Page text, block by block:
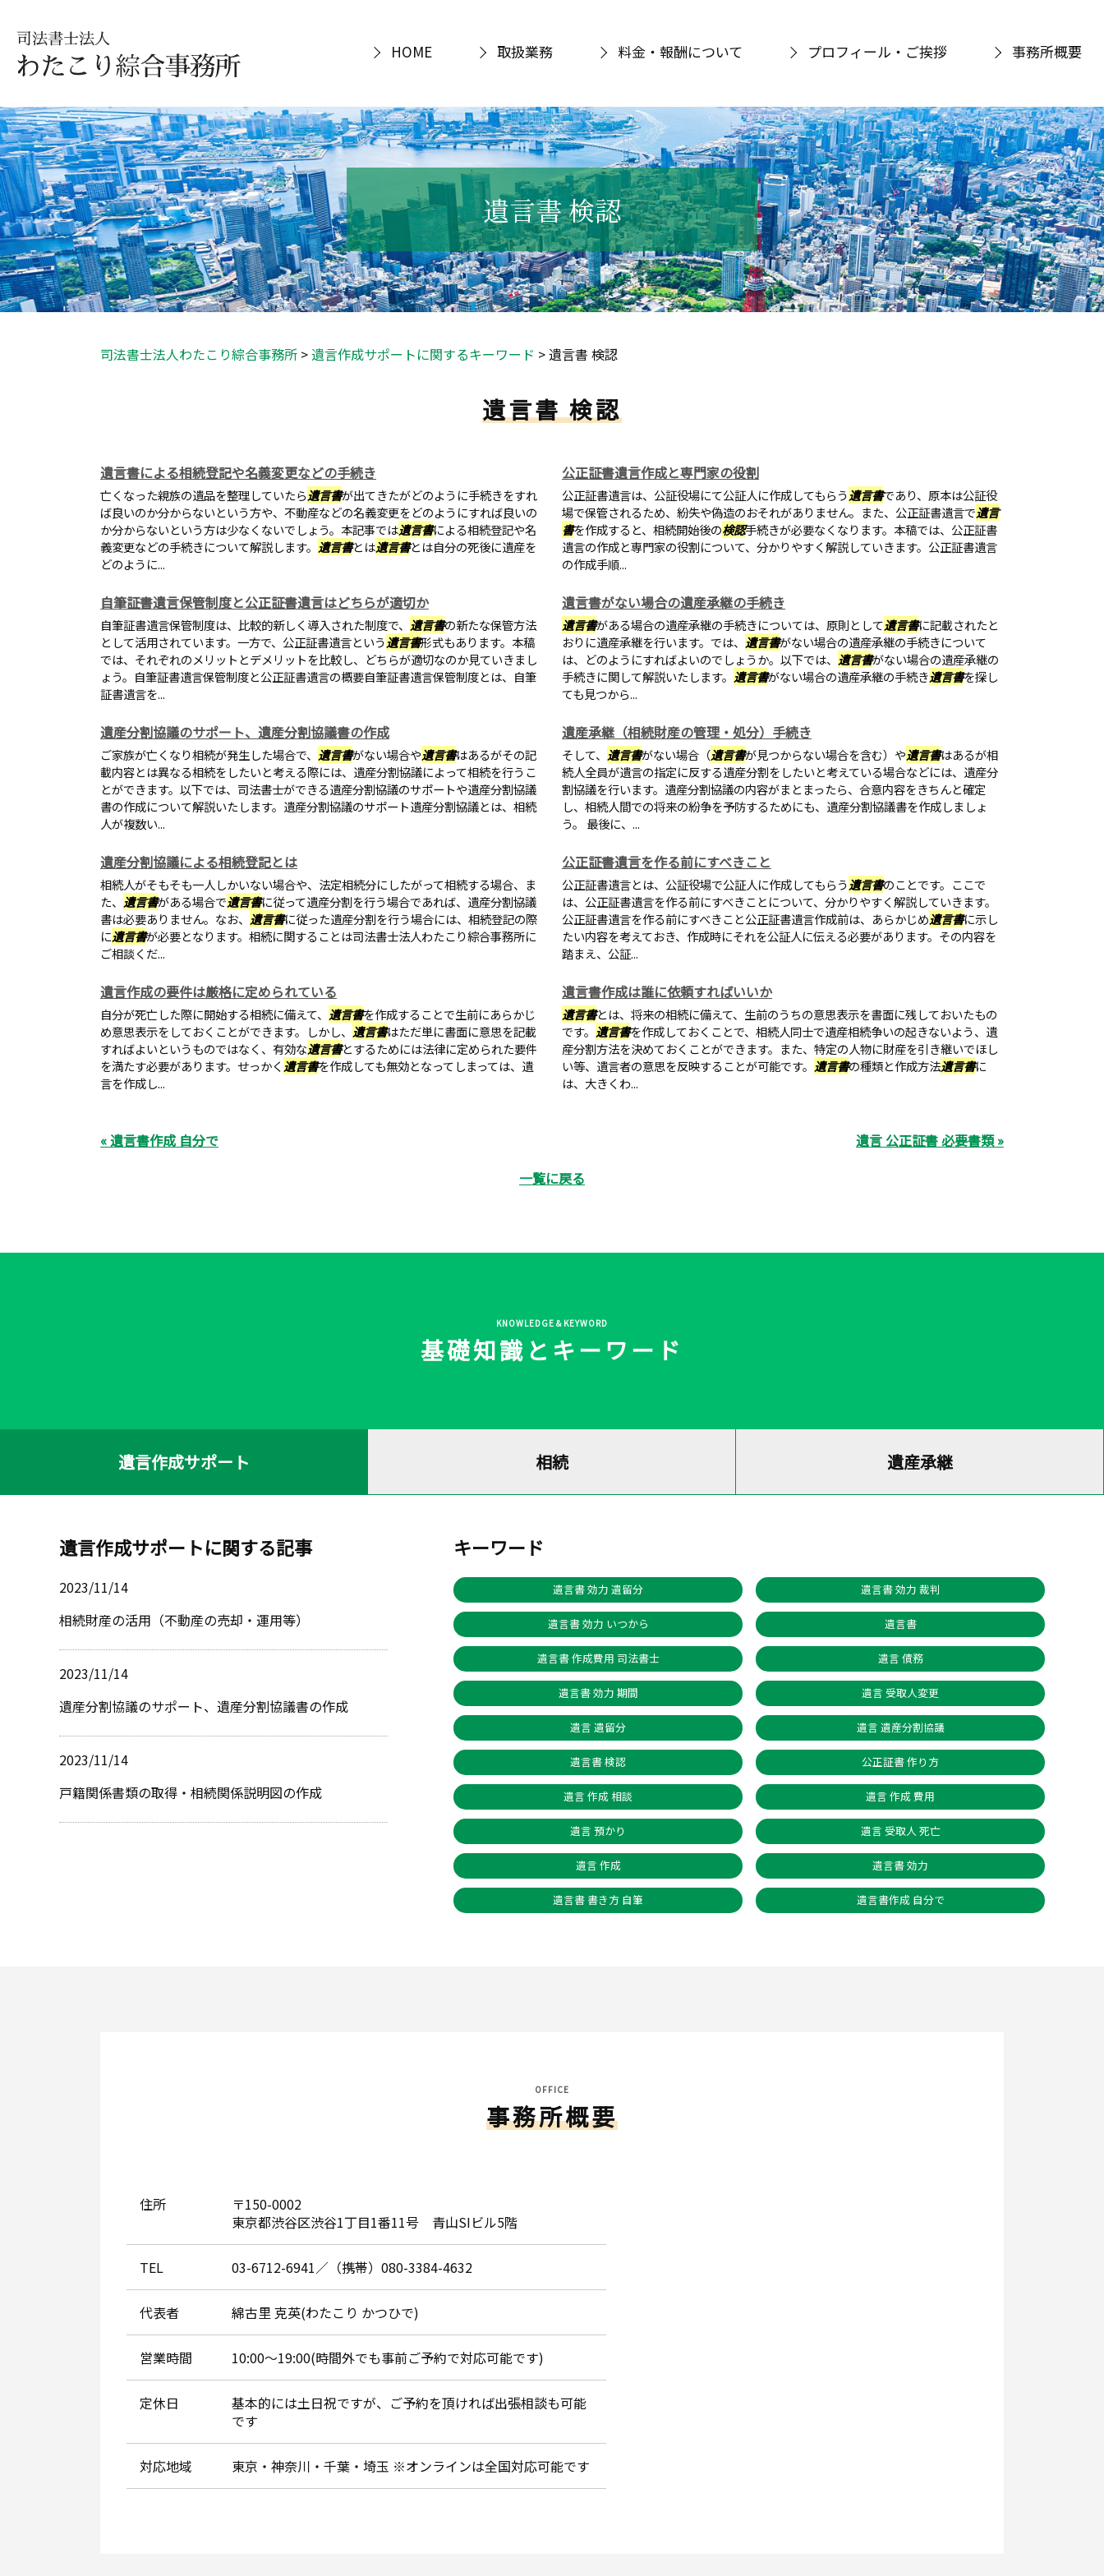
HOME 取扱業務 料金・報酬について プロフィール・ご挨拶 事務所概要
遺言書 検認
司法書士法人わたこり綜合事務所 >遺言作成サポートに関するキーワード >遺言書 検認
遺言書 検認
遺言書による相続登記や名義変更などの手続き
亡くなった親族の遺品を整理していたら遺言書が出てきたがどのように手続きをすれ
ば良いのか分からないという方や、不動産などの名義変更をどのようにすれば良いの
か分からないという方は少なくないでしょう。本記事では遺言書による相続登記や名
義変更などの手続きについて解説します。 遺言書とは遺言書とは自分の死後に遺産を
どのように...
公正証書遺言作成と専門家の役割
公正証書遺言は、公証役場にて公証人に作成してもらう遺言書であり、原本は公証役
場で保管されるため、紛失や偽造のおそれがありません。また、公正証書遺言で遺言
書を作成すると、相続開始後の検認手続きが必要なくなります。本稿では、公正証書
遺言の作成と専門家の役割について、分かりやすく解説していきます。公正証書遺言
の作成手順...
自筆証書遺言保管制度と公正証書遺言はどちらが適切か
自筆証書遺言保管制度は、比較的新しく導入された制度で、 遺言書の新たな保管方法
として活用されています。一方で、公正証書遺言という遺言書形式もあります。本稿
では、それぞれのメリットとデメリットを比較し、どちらが適切なのか見ていきまし
ょう。自筆証書遺言保管制度と公正証書遺言の概要自筆証書遺言保管制度とは、自筆
証書遺言を...
遺言書がない場合の遺産承継の手続き
遺言書がある場合の遺産承継の手続きについては、原則として遺言書に記載されたと
おりに遺産承継を行います。では、 遺言書がない場合の遺産承継の手続きについて
は、どのようにすればよいのでしょうか。以下では、 遺言書がない場合の遺産承継の
手続きに関して解説いたします。 遺言書がない場合の遺産承継の手続き遺言書を探し
ても見つから...
遺産分割協議のサポート、遺産分割協議書の作成
ご家族が亡くなり相続が発生した場合で、 遺言書がない場合や遺言書はあるがその記
載内容とは異なる相続をしたいと考える際には、遺産分割協議によって相続を行うこ
とができます。以下では、司法書士ができる遺産分割協議のサポートや遺産分割協議
書の作成について解説いたします。遺産分割協議のサポート遺産分割協議とは、相続
人が複数い...
遺産承継（相続財産の管理・処分）手続き
そして、 遺言書がない場合（遺言書が見つからない場合を含む）や遺言書はあるが相
続人全員が遺言の指定に反する遺産分割をしたいと考えている場合などには、遺産分
割協議を行います。遺産分割協議の内容がまとまったら、合意内容をきちんと確定
し、相続人間での将来の紛争を予防するためにも、遺産分割協議書を作成しましょ
う。 最後に、...
遺産分割協議による相続登記とは
相続人がそもそも一人しかいない場合や、法定相続分にしたがって相続する場合、ま
た、 遺言書がある場合で遺言書に従って遺産分割を行う場合であれば、遺産分割協議
書は必要ありません。なお、 遺言書に従った遺産分割を行う場合には、相続登記の際
に遺言書が必要となります。相続に関することは司法書士法人わたこり綜合事務所に
ご相談くだ...
公正証書遺言を作る前にすべきこと
公正証書遺言とは、公証役場で公証人に作成してもらう遺言書のことです。ここで
は、公正証書遺言を作る前にすべきことについて、分かりやすく解説していきます。
公正証書遺言を作る前にすべきこと公正証書遺言作成前は、あらかじめ遺言書に示し
たい内容を考えておき、作成時にそれを公証人に伝える必要があります。その内容を
踏まえ、公証...
遺言作成の要件は厳格に定められている
自分が死亡した際に開始する相続に備えて、 遺言書を作成することで生前にあらかじ
め意思表示をしておくことができます。しかし、 遺言書はただ単に書面に意思を記載
すればよいというものではなく、有効な遺言書とするためには法律に定められた要件
を満たす必要があります。せっかく 遺言書を作成しても無効となってしまっては、遺
言を作成し...
遺言書作成は誰に依頼すればいいか
遺言書とは、将来の相続に備えて、生前のうちの意思表示を書面に残しておいたもの
です。 遺言書を作成しておくことで、相続人同士で遺産相続争いの起きないよう、遺
産分割方法を決めておくことができます。また、特定の人物に財産を引き継いでほし
い等、遺言者の意思を反映することが可能です。 遺言書の種類と作成方法遺言書に
は、大きくわ...
« 遺言書作成 自分で
遺言 公正証書 必要書類 »
一覧に戻る
KNOWLEDGE＆KEYWORD
基礎知識とキーワード
遺言作成サポート 相続 遺産承継
遺言作成サポートに関する記事
2023/11/14
相続財産の活用（不動産の売却・運用等）
2023/11/14
遺産分割協議のサポート、遺産分割協議書の作成
2023/11/14
戸籍関係書類の取得・相続関係説明図の作成
キーワード
遺言書 効力 遺留分 遺言書 効力 裁判
遺言書 効力 いつから 遺言書
遺言書 作成費用 司法書士 遺言 債務
遺言書 効力 期間 遺言 受取人変更
遺言 遺留分 遺言 遺産分割協議
遺言書 検認 公正証書 作り方
遺言 作成 相談 遺言 作成 費用
遺言 預かり 遺言 受取人 死亡
遺言 作成 遺言書 効力
遺言書 書き方 自筆 遺言書作成 自分で
OFFICE
事務所概要
住所
〒150-0002
東京都渋谷区渋谷1丁目1番11号 青山SIビル5階
TEL 03-6712-6941／（携帯）080-3384-4632
代表者 綿古里 克英(わたこり かつひで)
営業時間 10:00～19:00(時間外でも事前ご予約で対応可能です)
定休日
基本的には土日祝ですが、ご予約を頂ければ出張相談も可能
です
対応地域 東京・神奈川・千葉・埼玉 ※オンラインは全国対応可能です